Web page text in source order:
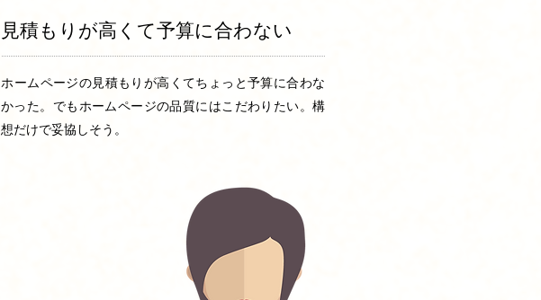
見積もりが高くて予算に合わない
​ホームページの見積もりが高くてちょっと予算に合わな
かった。でもホームページの品質にはこだわりたい。構
想だけで妥協しそう。